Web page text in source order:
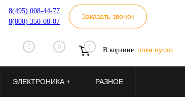
8(495) 008-44-77
8(800) 350-08-07
Заказать звонок
0 0 0 В корзине пока пусто
ЭЛЕКТРОНИКА + РАЗНОЕ